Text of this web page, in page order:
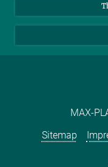
MAX-
Sitemap